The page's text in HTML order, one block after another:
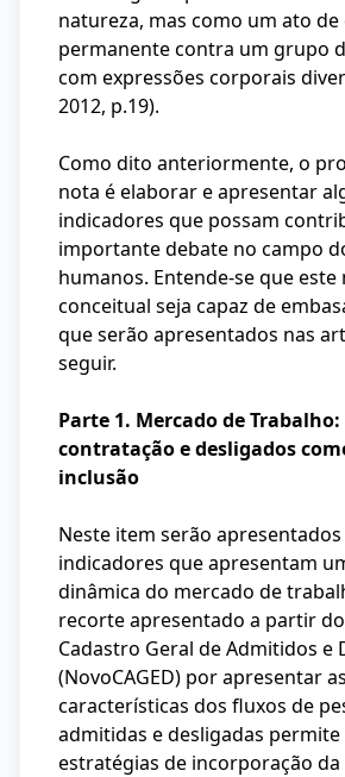
natureza, mas como um ato
permanente contra um grupo
com expressões corporais
2012, p.19).
Como dito anteriormente, o
nota é elaborar e apresentar
indicadores que possam
importante debate no campo
humanos. Entende-se que este
conceitual seja capaz de
que serão apresentados nas
seguir.
Parte 1. Mercado de
contratação e desligados
inclusão
Neste item serão
indicadores que apresentam
dinâmica do mercado de
recorte apresentado a partir
Cadastro Geral de Admitidos e
(NovoCAGED) por apresentar as
características dos fluxos de
admitidas e desligadas
estratégias de incorporação